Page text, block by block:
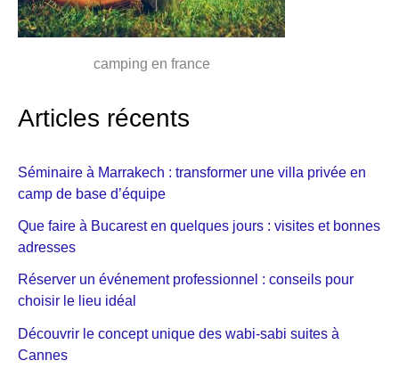
camping en france
Articles récents
Séminaire à Marrakech : transformer une villa privée en
camp de base d’équipe
Que faire à Bucarest en quelques jours : visites et bonnes
adresses
Réserver un événement professionnel : conseils pour
choisir le lieu idéal
Découvrir le concept unique des wabi-sabi suites à
Cannes